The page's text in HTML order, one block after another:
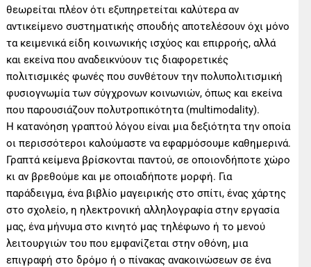
θεωρείται πλέον ότι εξυπηρετείται καλύτερα αν
αντικείμενο συστηματικής σπουδής αποτελέσουν όχι μόνο
τα κειμενικά είδη κοινωνικής ισχύος και επιρροής, αλλά
και εκείνα που αναδεικνύουν τις διαφορετικές
πολιτισμικές φωνές που συνθέτουν την πολυπολιτισμική
φυσιογνωμία των σύγχρονων κοινωνιών, όπως και εκείνα
που παρουσιάζουν πολυτροπικότητα (multimodality).
Η κατανόηση γραπτού λόγου είναι μια δεξιότητα την οποία
οι περισσότεροι καλούμαστε να εφαρμόσουμε καθημερινά.
Γραπτά κείμενα βρίσκονται παντού, σε οποιονδήποτε χώρο
κι αν βρεθούμε και με οποιαδήποτε μορφή. Για
παράδειγμα, ένα βιβλίο μαγειρικής στο σπίτι, ένας χάρτης
στο σχολείο, η ηλεκτρονική αλληλογραφία στην εργασία
μας, ένα μήνυμα στο κινητό μας τηλέφωνο ή το μενού
λειτουργιών του που εμφανίζεται στην οθόνη, μια
επιγραφή στο δρόμο ή ο πίνακας ανακοινώσεων σε ένα